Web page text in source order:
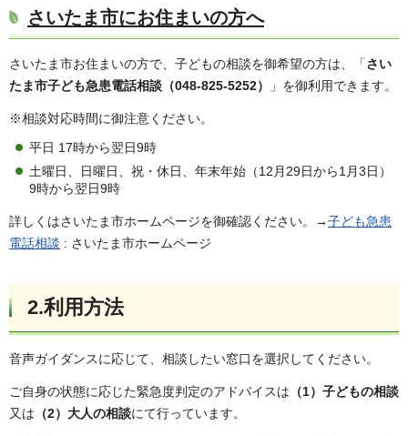
さいたま市にお住まいの方へ
さいたま市お住まいの方で、子どもの相談を御希望の方は、「さい
たま市子ども急患電話相談（048-825-5252）
」を御利用できます。
※相談対応時間に御注意ください。
平日 17時から翌日9時
土曜日、日曜日、祝・休日、年末年始（12月29日から1月3日）
9時から翌日9時
詳しくはさいたま市ホームページを御確認ください。→子ども急患
電話相談 : さいたま市ホームページ
2.利用方法
音声ガイダンスに応じて、相談したい窓口を選択してください。
ご自身の状態に応じた緊急度判定のアドバイスは （1）子どもの相談
又は （2）大人の相談にて行っています。